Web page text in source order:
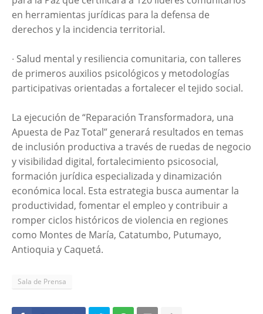
en herramientas jurídicas para la defensa de
derechos y la incidencia territorial.
∙ Salud mental y resiliencia comunitaria, con talleres
de primeros auxilios psicológicos y metodologías
participativas orientadas a fortalecer el tejido social.
La ejecución de “Reparación Transformadora, una
Apuesta de Paz Total” generará resultados en temas
de inclusión productiva a través de ruedas de negocio
y visibilidad digital, fortalecimiento psicosocial,
formación jurídica especializada y dinamización
económica local. Esta estrategia busca aumentar la
productividad, fomentar el empleo y contribuir a
romper ciclos históricos de violencia en regiones
como Montes de María, Catatumbo, Putumayo,
Antioquia y Caquetá.
Sala de Prensa